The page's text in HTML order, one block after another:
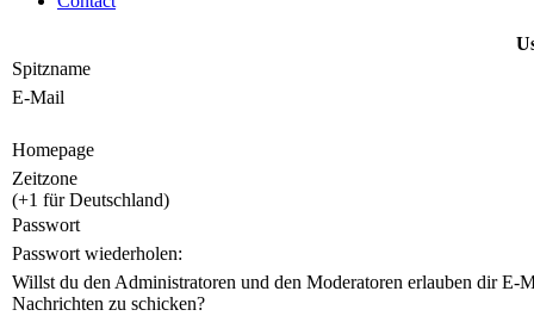
Spitzname
E-Mail
Homepage
Zeitzone
(+1 für Deutschland)
Passwort
Passwort wiederholen:
Willst du den Administratoren und den Moderatoren erlauben dir E-
Nachrichten zu schicken?